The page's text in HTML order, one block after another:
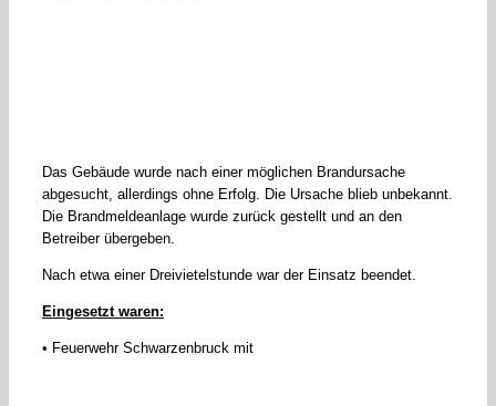
Das Gebäude wurde nach einer möglichen Brandursache
abgesucht, allerdings ohne Erfolg. Die Ursache blieb unbekannt.
Die Brandmeldeanlage wurde zurück gestellt und an den
Betreiber übergeben.
Nach etwa einer Dreivietelstunde war der Einsatz beendet.
Eingesetzt waren:
• Feuerwehr Schwarzenbruck mit